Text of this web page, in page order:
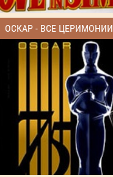
ОСКАР - ВСЕ ЦЕРИМОНИИ